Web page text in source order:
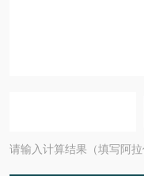
请输入计算结果（填写阿